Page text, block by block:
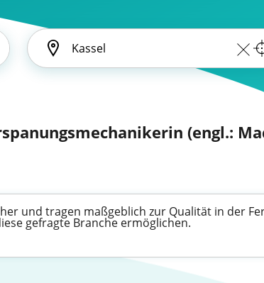
(engl.:
und tragen maßgeblich zur Qualität in der
gefragte Branche ermöglichen.